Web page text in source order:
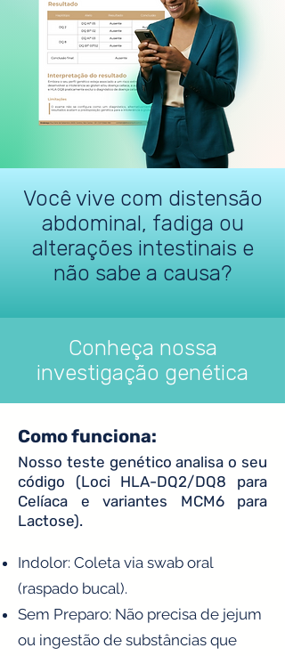
Você vive com distensão
abdominal, fadiga ou
alterações intestinais e
não sabe a causa?
Conheça nossa
investigação genética
Como funciona:
Nosso teste genético analisa o seu
código (Loci HLA-DQ2/DQ8 para
Celíaca e variantes MCM6 para
Lactose).
Indolor: Coleta via swab oral
(raspado bucal).
Sem Preparo: Não precisa de jejum
ou ingestão de substâncias que